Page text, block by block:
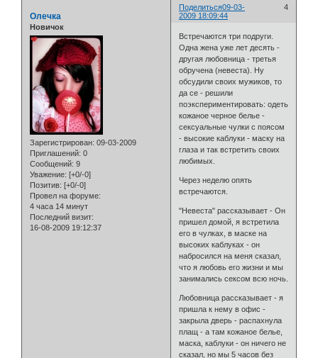
Поделиться 4
09-03-
2009 18:09:44
Олечка
Новичок
Зарегистрирован: 09-03-2009
Приглашений: 0
Сообщений: 9
Уважение: [+0/-0]
Позитив: [+0/-0]
Провел на форуме:
4 часа 14 минут
Последний визит:
16-08-2009 19:12:37
Встречаются три подруги.
Одна жена уже лет десять -
другая любовница - третья
обручена (невеста). Ну
обсудили своих мужиков, то
да се - решили
поэкспериментировать: одеть
кожаное черное белье -
сексуальные чулки с поясом
- высокие каблуки - маску на
глаза и так встретить своих
любимых.
Через неделю опять
встречаются.
"Невеста" рассказывает - Он
пришел домой, я встретила
его в чулках, в маске на
высоких каблуках - он
набросился на меня сказал,
что я любовь его жизни и мы
занимались сексом всю ночь.
Любовница рассказывает - я
пришла к нему в офис -
закрыла дверь - распахнула
плащ - а там кожаное белье,
маска, каблуки - он ничего не
сказал, но мы 5 часов без